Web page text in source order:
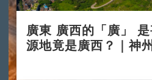
廣東 廣西的「廣」
源地竟是廣西？｜神